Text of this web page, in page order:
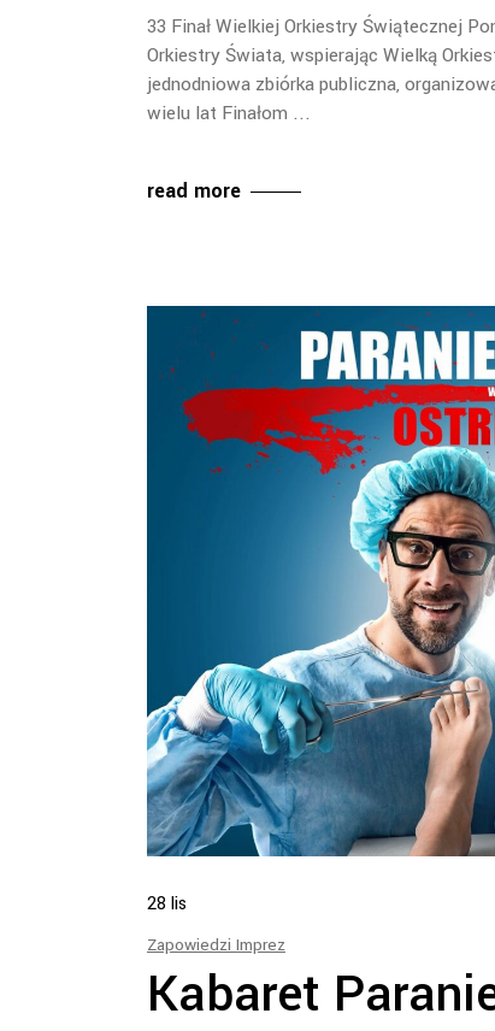
33 Finał Wielkiej Orkiestry Świątecznej
Orkiestry Świata, wspierając Wielką
jednodniowa zbiórka publiczna,
wielu lat Finałom
read more
28 lis
Zapowiedzi Imprez
Kabaret